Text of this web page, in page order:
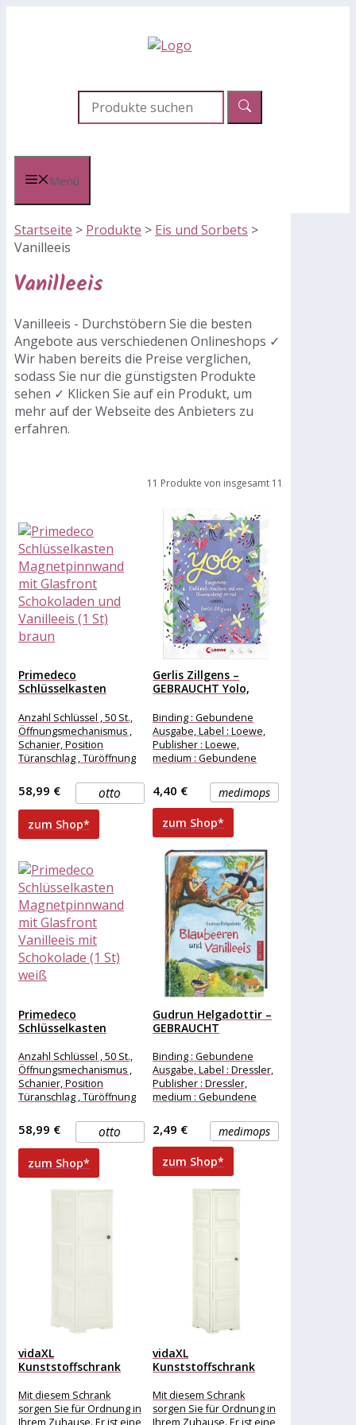
Menü
Startseite > Produkte > Eis und Sorbets >
Vanilleeis
Vanilleeis
Vanilleeis - Durchstöbern Sie die besten
Angebote aus verschiedenen Onlineshops ✓
Wir haben bereits die Preise verglichen,
sodass Sie nur die günstigsten Produkte
sehen ✓ Klicken Sie auf ein Produkt, um
mehr auf der Webseite des Anbieters zu
erfahren.
11 Produkte von insgesamt 11
Primedeco
Schlüsselkasten
Glasfront
Schokoladen und...
Anzahl Schlüssel , 50 St.,
Öffnungsmechanismus ,
Schanier, Position
Türanschlag , Türöffnung
Materialzusammensetzung
, Glas, Breite , 30 cm,
otto
58,99 €
zum Shop*
Gerlis Zillgens –
GEBRAUCHT Yolo,
Knoblauch-Vanilleeis
und...
Binding : Gebundene
Ausgabe, Label : Loewe,
Publisher : Loewe,
medium : Gebundene
: 224, publicationDate :
2015-01-14,
medimops
4,40 €
zum Shop*
Primedeco
Schlüsselkasten
Glasfront Vanilleeis
mit...
Anzahl Schlüssel , 50 St.,
Öffnungsmechanismus ,
Schanier, Position
Türanschlag , Türöffnung
Materialzusammensetzung
, Glas, Breite , 30 cm,
otto
58,99 €
zum Shop*
Gudrun Helgadottir –
GEBRAUCHT
Vanilleeis...
Binding : Gebundene
Ausgabe, Label : Dressler,
Publisher : Dressler,
medium : Gebundene
: 142, publicationDate :
2013-02-01,
medimops
2,49 €
zum Shop*
vidaXL
Kunststoffschrank
Holzdesign Vanilleeis
Mit diesem Schrank
sorgen Sie für Ordnung in
vidaXL
Kunststoffschrank
Holzdesign Vanilleeis
Mit diesem Schrank
sorgen Sie für Ordnung in